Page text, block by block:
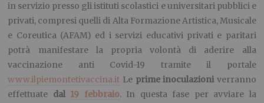
in servizio presso gli istituti scolastici e universitari pubblici e
privati, compresi quelli di Alta Formazione Artistica, Musicale
e Coreutica (AFAM) ed i servizi educativi privati e paritari
potrà manifestare la propria volontà di aderire alla
vaccinazione anti Covid-19 tramite il portale
www.ilpiemontetivaccina.it Le prime inoculazioniverranno
effettuate dal 19 febbraio. In questa fase per avviare la